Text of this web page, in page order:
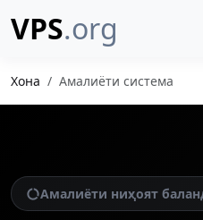
VPS.org
Хона Амалиёти система
Амалиёти ниҳоят